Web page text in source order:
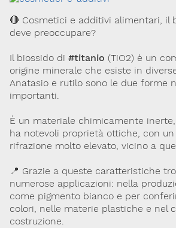
🔴 Cosmetici e additivi alimentari, il
deve preoccupare?
Il biossido di #titanio (TiO2) è un
origine minerale che esiste in
Anatasio e rutilo sono le due forme
importanti.
È un materiale chimicamente
ha notevoli proprietà ottiche, con
rifrazione molto elevato, vicino a
📍 Grazie a queste caratteristiche
numerose applicazioni: nella
come pigmento bianco e per
colori, nelle materie plastiche e nel
costruzione.
Via Giovanni Pascoli, 3
20129, Milano
P.I. 06792491000
Codice SDI: M5UXCR1
T. 02-29520311
Link utili